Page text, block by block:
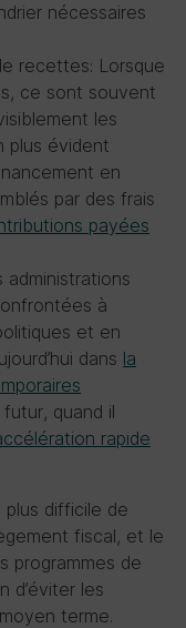
nécessaires
recettes: Lorsque
ce sont souvent
les
plus évident
en
par des frais
payées
à
et en
dans la
quand il
rapide
difficile de
fiscal, et le
programmes de
d’éviter les
terme.